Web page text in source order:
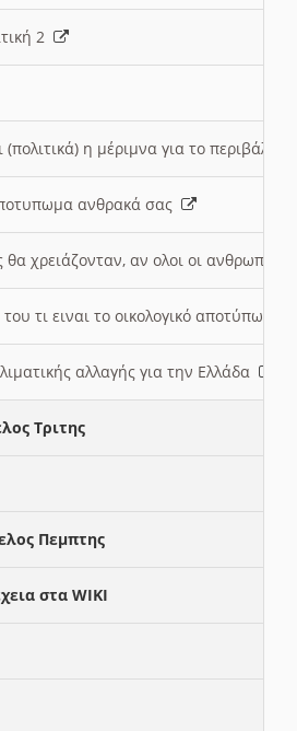
2
(πολιτικά) η μέριμνα για το
ανθρακά σας
θα χρειάζονταν, αν ολοι οι ανθρωποι
τι ειναι το οικολογικό αποτύπωμα
αλλαγής για την Ελλάδα
Τριτης
Πεμπτης
στα WIKI